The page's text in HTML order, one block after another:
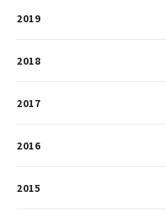
2019
2018
2017
2016
2015